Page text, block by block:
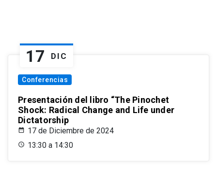
17 DIC
Conferencias
Presentación del libro “The Pinochet
Shock: Radical Change and Life under
Dictatorship
17 de Diciembre de 2024
13:30 a 14:30